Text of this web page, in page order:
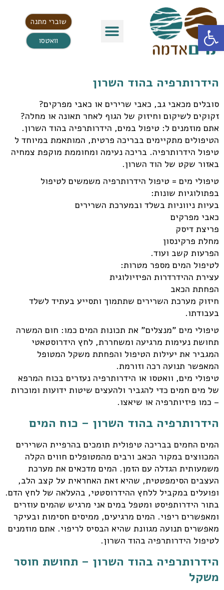
פתח סרגל נגישות
שוברי מתנה
וואטסו
הידרותרפיה בהוד השרון
סובלים מכאבי גב, כאבי שרירים או כאבי מפרקים?
זקוקים לשיקום וחיזוק של הגוף לאחר תאונה או מחלה?
אתם מוזמנים ל: טיפול במים, הידרותרפיה בהוד השרון.
הטיפולים מתקיימים בבריכה פרטית, המותאמת במיוחד ל
טיפול הידרותרפיה. בריכה נעימה ומחוממת מוקפת צמחיה
באזור שקט של הוד השרון.
טיפולי מים = טיפול הידרותרפיה משמשים לטיפול
בפתולוגיות שונות:
בעיות ניווניות בשלד ובמערכת השרירים
כאבי מפרקים
פריצת דיסק
מחלת פרקינסון
הפרעות קשב ועוד.
לטיפול המים מספר מטרות:
עצירת ההידרדרות הפיזיולוגית
הפחתת הכאב
חיזוק מערכת השרירים שתתמוך ותסייע בעתיד לשלד
בעבודתו.
טיפולי מים "מנצלים" את תכונות המים כמו: חום המשרה
תחושת נעימות מרגיעה ומשחררת, לחץ הידרוסטאטי
המגביר את יעילות הטיפול והפחתת משקל המטופל
המאפשר תנועה רכה וזורמת.
טיפולי מים, וואטסו או הידרותרפיה נעזרים בכוח המרפא
של מים חמים כדי להגביר ולהעצים שיטות ידועות ומוכרות
– כמו פיזיותרפיה או שיאצו.
הידרותרפיה בהוד השרון – כוח המים
המים החמים בבריכה טיפולית תומכים בהרפיית השרירים
המכווצים במקור הכאב ורבים מהמטופלים חווים הקלה
משמעותית הגדלה עם הזמן. המים מדכאים את מערכת
העצבים הסימפטטית, שהיא זאת האחראית על קצב הלב,
ופועלים במקביל ללחץ ההידרוסטטי, בהעלאה של לחץ הדם.
בתור הידרותפיסט ומטפל במים אני מרגיש שהמים עוזרים
ומאפשרים ריפוי. המים מרגיעים, ממיסים חסימות ובעיקר
מאפשרים תנועה מגוונת שהיא הבסיס לריפוי. אתם מוזמנים
לטיפול הידרותרפיה בהוד השרון.
הידרותרפיה בהוד השרון – תחושת חוסר
משקל